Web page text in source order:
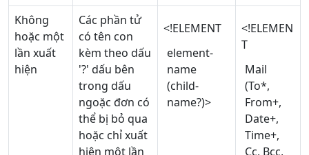
Không
hoặc một
lần xuất
hiện
Các phần tử
có tên con
kèm theo dấu
'?' dấu bên
trong dấu
ngoặc đơn có
thể bị bỏ qua
hoặc chỉ xuất
hiện một lần
<!ELEMENT
element-
name
(child-
name?)>
<!ELEMEN
T
Mail
(To*,
From+,
Date+,
Time+,
Cc, Bcc,